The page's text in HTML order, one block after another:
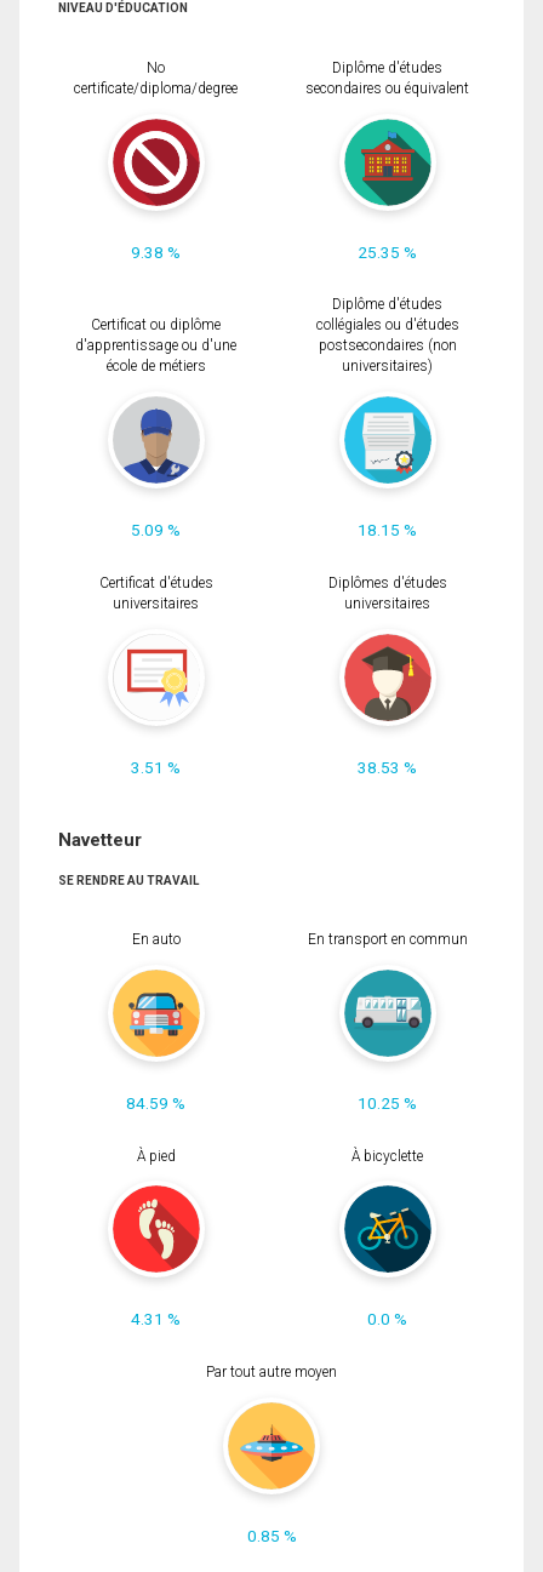
NIVEAU D'ÉDUCATION
No
certificate/diploma/degree
9.38 %
Diplôme d'études
secondaires ou équivalent
25.35 %
Certificat ou diplôme
d'apprentissage ou d'une
école de métiers
5.09 %
Diplôme d'études
collégiales ou d'études
postsecondaires (non
universitaires)
18.15 %
Certificat d'études
universitaires
3.51 %
Diplômes d'études
universitaires
38.53 %
Navetteur
SE RENDRE AU TRAVAIL
En auto
84.59 %
En transport en commun
10.25 %
À pied
4.31 %
À bicyclette
0.0 %
Par tout autre moyen
0.85 %